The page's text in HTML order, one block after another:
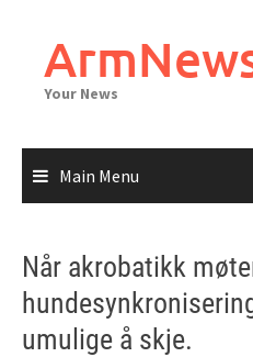
content
Your News
Main Menu
Når akrobatikk
umulige å skje.